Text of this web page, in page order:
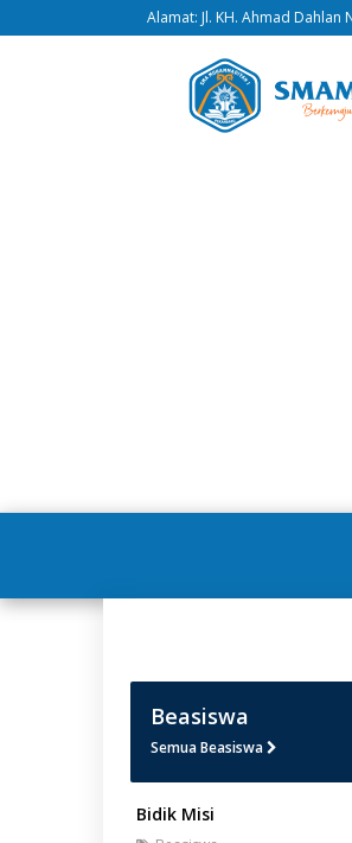
Alamat: Jl. KH. Ahmad Dahlan
Beasiswa
Semua Beasiswa
Bidik Misi